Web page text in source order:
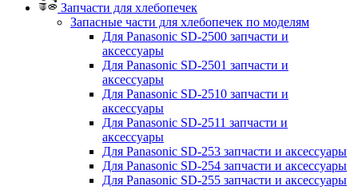
Запчасти для хлебопечек
Запасные части для хлебопечек по моделям
Для Panasonic SD-2500 запчасти и
аксессуары
Для Panasonic SD-2501 запчасти и
аксессуары
Для Panasonic SD-2510 запчасти и
аксессуары
Для Panasonic SD-2511 запчасти и
аксессуары
Для Panasonic SD-253 запчасти и аксессуары
Для Panasonic SD-254 запчасти и аксессуары
Для Panasonic SD-255 запчасти и аксессуары